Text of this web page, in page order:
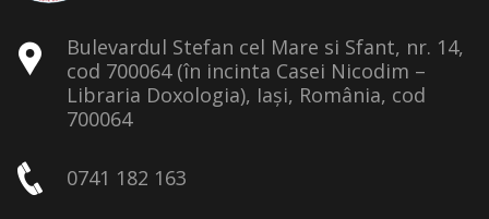
Bulevardul Stefan cel Mare si Sfant, nr. 14,
cod 700064 (în incinta Casei Nicodim –
Libraria Doxologia), Iași, România, cod
700064
0741 182 163